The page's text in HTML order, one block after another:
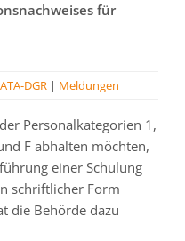
für
DGR | Meldungen
Personalkategorien 1,
F abhalten möchten,
einer Schulung
schriftlicher Form
die Behörde dazu